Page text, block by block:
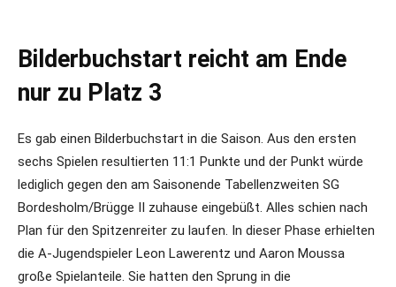
Bilderbuchstart reicht am Ende
nur zu Platz 3
Es gab einen Bilderbuchstart in die Saison. Aus den ersten
sechs Spielen resultierten 11:1 Punkte und der Punkt würde
lediglich gegen den am Saisonende Tabellenzweiten SG
Bordesholm/Brügge II zuhause eingebüßt. Alles schien nach
Plan für den Spitzenreiter zu laufen. In dieser Phase erhielten
die A-Jugendspieler Leon Lawerentz und Aaron Moussa
große Spielanteile. Sie hatten den Sprung in die